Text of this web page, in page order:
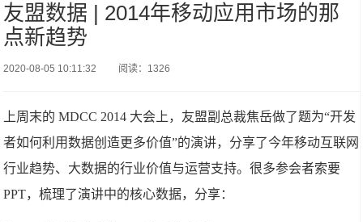
友盟数据 | 2014年移动应用市场的那
点新趋势
2020-08-05 10:11:32 阅读：1326
上周末的 MDCC 2014 大会上，友盟副总裁焦岳做了题为“开发
者如何利用数据创造更多价值”的演讲，分享了今年移动互联网
行业趋势、大数据的行业价值与运营支持。很多参会者索要
PPT，梳理了演讲中的核心数据，分享：